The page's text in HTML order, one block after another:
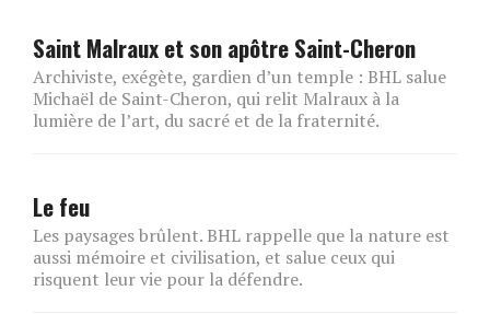
Saint Malraux et son apôtre Saint-Cheron
Archiviste, exégète, gardien d’un temple : BHL salue
Michaël de Saint-Cheron, qui relit Malraux à la
lumière de l’art, du sacré et de la fraternité.
Le feu
Les paysages brûlent. BHL rappelle que la nature est
aussi mémoire et civilisation, et salue ceux qui
risquent leur vie pour la défendre.